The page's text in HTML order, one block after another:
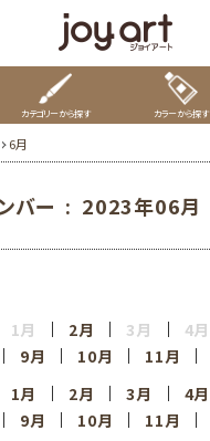
カテゴリーから探す カラーから探す
6月
バー : 2023年06月
1月 2月 3月 4月
9月 10月 11月
1月 2月 3月 4月
9月 10月 11月